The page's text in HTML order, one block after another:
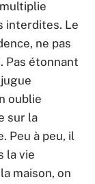
interdites. Le
ne pas
Pas étonnant
oublie
sur la
Peu à peu, il
la vie
maison, on